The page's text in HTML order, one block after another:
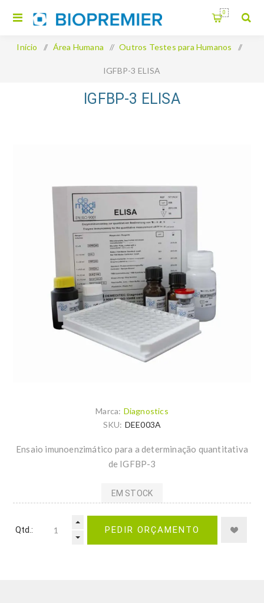
0
Início / Área Humana / Outros Testes para Humanos /
IGFBP-3 ELISA
IGFBP-3 ELISA
Marca: Diagnostics
SKU: DEE003A
Ensaio imunoenzimático para a determinação quantitativa
de IGFBP-3
EM STOCK
Qtd.: PEDIR ORÇAMENTO